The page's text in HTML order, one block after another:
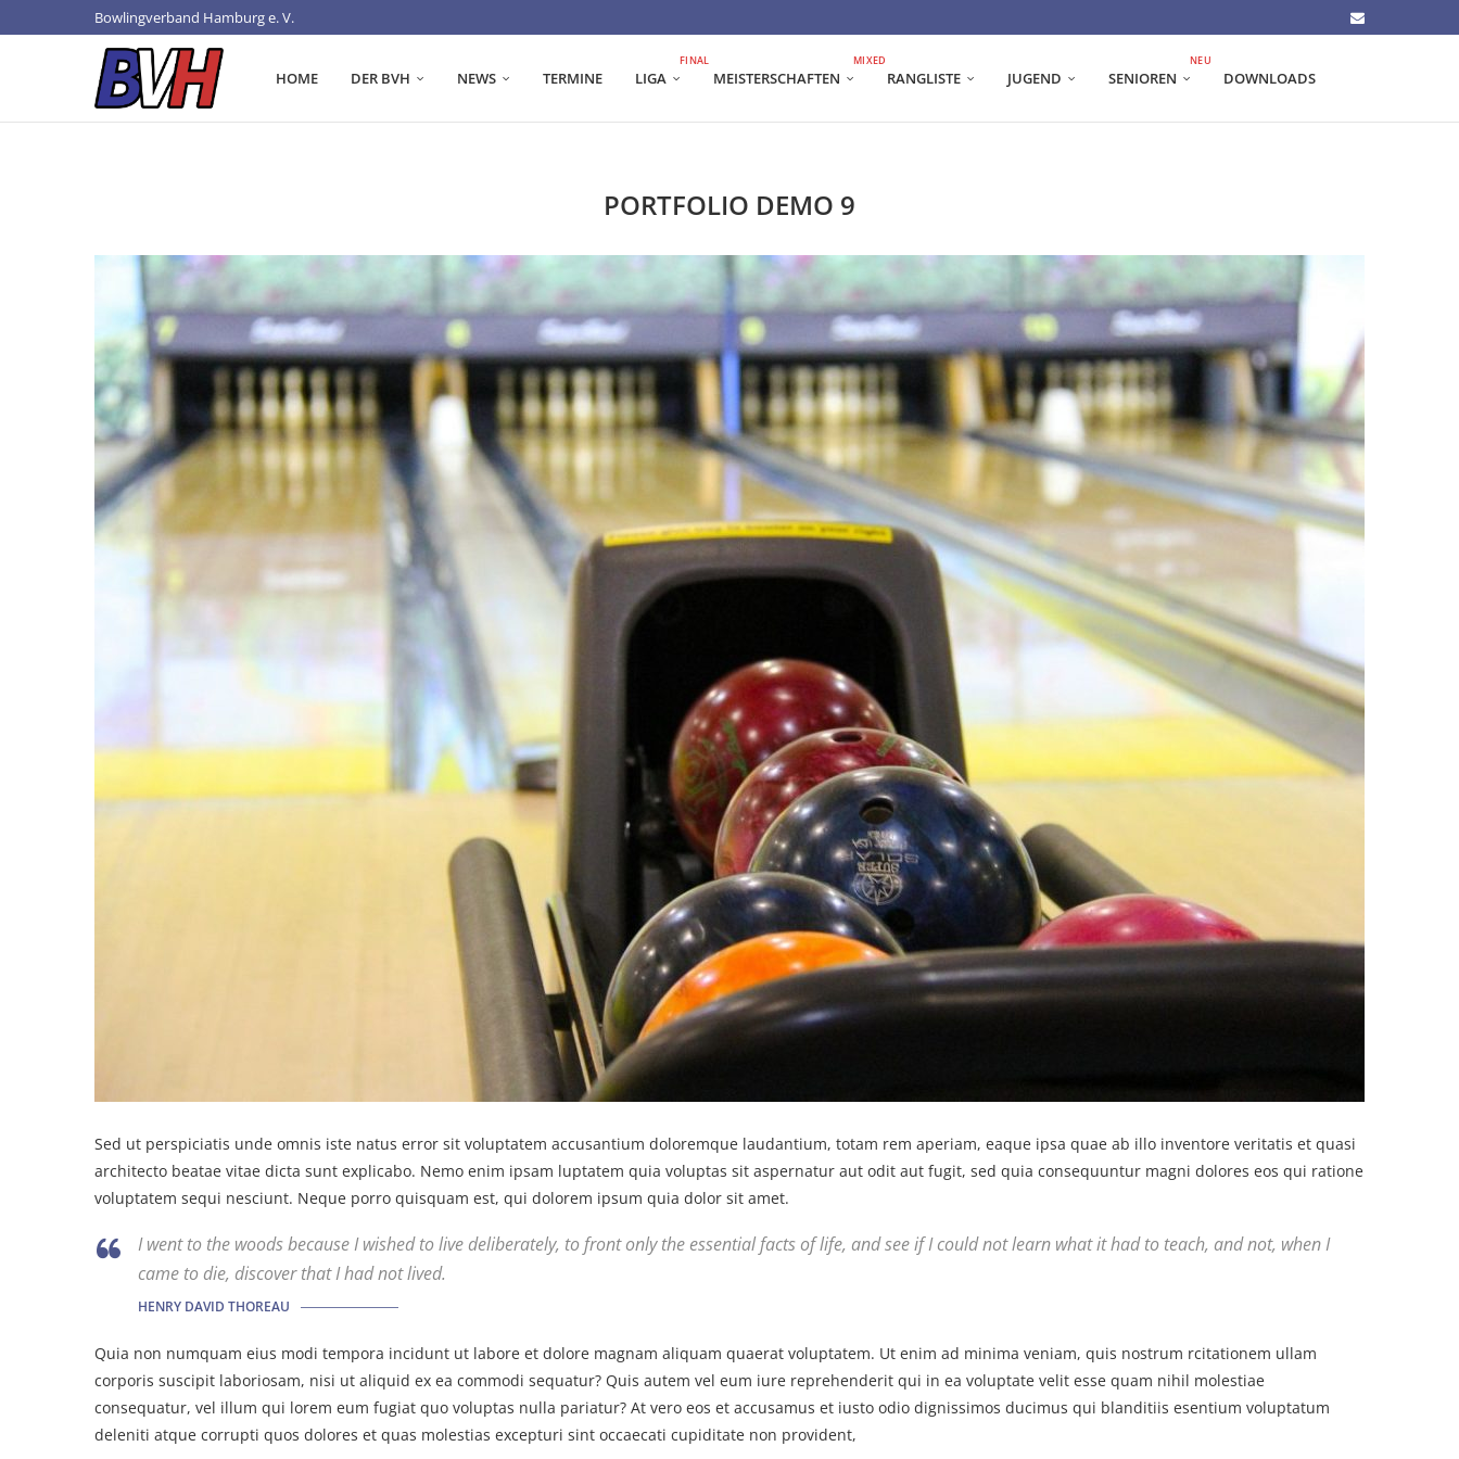
Bowlingverband Hamburg e. V.
HOME DER BVH NEWS TERMINE LIGA
FINAL
MEISTERSCHAFTEN
MIXED
RANGLISTE JUGEND SENIOREN
NEU
DOWNLOADS
PORTFOLIO DEMO 9
Sed ut perspiciatis unde omnis iste natus error sit voluptatem accusantium doloremque laudantium, totam rem aperiam, eaque ipsa quae ab illo inventore veritatis et quasi
architecto beatae vitae dicta sunt explicabo. Nemo enim ipsam luptatem quia voluptas sit aspernatur aut odit aut fugit, sed quia consequuntur magni dolores eos qui ratione
voluptatem sequi nesciunt. Neque porro quisquam est, qui dolorem ipsum quia dolor sit amet.
I went to the woods because I wished to live deliberately, to front only the essential facts of life, and see if I could not learn what it had to teach, and not, when I
came to die, discover that I had not lived.
HENRY DAVID THOREAU
Quia non numquam eius modi tempora incidunt ut labore et dolore magnam aliquam quaerat voluptatem. Ut enim ad minima veniam, quis nostrum rcitationem ullam
corporis suscipit laboriosam, nisi ut aliquid ex ea commodi sequatur? Quis autem vel eum iure reprehenderit qui in ea voluptate velit esse quam nihil molestiae
consequatur, vel illum qui lorem eum fugiat quo voluptas nulla pariatur? At vero eos et accusamus et iusto odio dignissimos ducimus qui blanditiis esentium voluptatum
deleniti atque corrupti quos dolores et quas molestias excepturi sint occaecati cupiditate non provident,